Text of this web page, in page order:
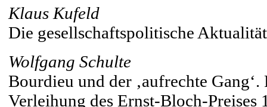
Klaus Kufeld
Die gesellschaftspolitische
Wolfgang Schulte
Bourdieu und der ‚aufrechte
Verleihung des Ernst-Bloch-Preises